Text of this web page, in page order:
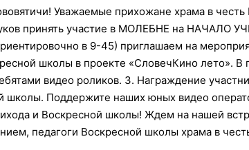
Уважаемые прихожане храма в
принять участие в МОЛЕБНЕ на НАЧАЛО
в 9-45) приглашаем на
школы в проекте «СловечКино лето». В
видео роликов. 3. Награждение
школы. Поддержите наших юных видео
и Воскресной школы! Ждем на нашей
педагоги Воскресной школы храма в